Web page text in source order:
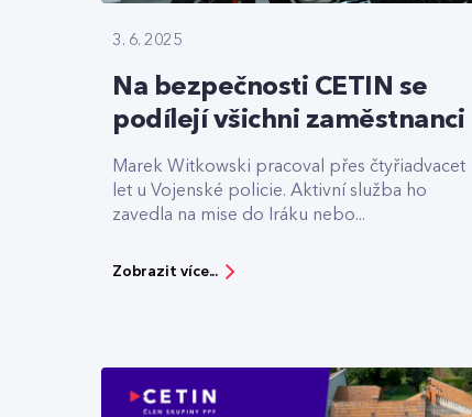
3. 6. 2025
Na bezpečnosti CETIN se
podílejí všichni zaměstnanci
Marek Witkowski pracoval přes čtyřiadvacet
let u Vojenské policie. Aktivní služba ho
zavedla na mise do Iráku nebo...
Zobrazit více...